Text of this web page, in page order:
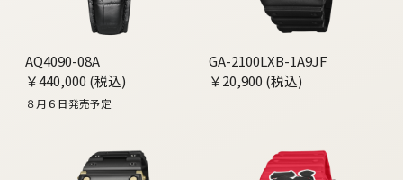
AQ4090-08A
￥440,000 (税込)
８月６日発売予定
GA-2100LXB-1A9JF
￥20,900 (税込)